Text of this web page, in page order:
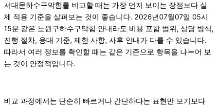
서대문하수구막힘를 비교할 때는 가장 먼저 보이는 장점보다 실
제 적용 기준을 살펴보는 것이 좋습니다. 2026년07월07일 05시
15분 같은 노원구하수구막힘 안내라도 비용 포함 범위, 상담 방식,
진행 절차, 응대 기준, 제한 사항, 사후 안내가 다를 수 있습니다.
따라서 여러 정보를 확인할 때는 같은 기준으로 항목을 나누어 보
는 것이 안정적입니다.
비교 과정에서는 단순히 빠르거나 간단하다는 표현만 보기보다